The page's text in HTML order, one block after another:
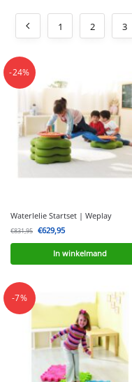
1 2 3
-24%
Waterlelie Startset | Weplay
€831,95 €629,95
In winkelmand
-7%